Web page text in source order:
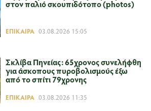
στον παλιό σκουπιδότοπο (photos)
ΕΠΊΚΑΙΡΑ 03.08.2026 15:05
Σκλίβα Πηνείας: 65χρονος συνελήφθη
για άσκοπους πυροβολισμούς έξω
από το σπίτι 79χρονης
ΕΠΊΚΑΙΡΑ 03.08.2026 11:35